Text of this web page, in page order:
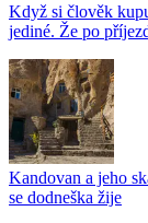
Když si člověk
jediné. Že po
Kandovan a jeho
se dodneška žije